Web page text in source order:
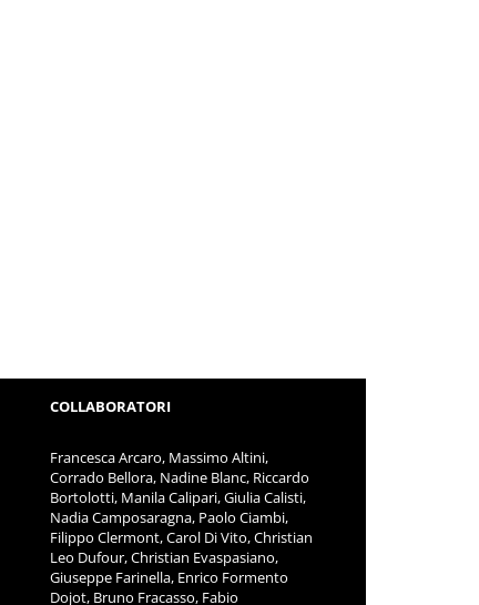
COLLABORATORI
Francesca Arcaro, Massimo Altini,
Corrado Bellora, Nadine Blanc, Riccardo
Bortolotti, Manila Calipari, Giulia Calisti,
Nadia Camposaragna, Paolo Ciambi,
Filippo Clermont, Carol Di Vito, Christian
Leo Dufour, Christian Evaspasiano,
Giuseppe Farinella, Enrico Formento
Dojot, Bruno Fracasso, Fabio